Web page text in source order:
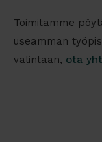
Toimitamme
useamman
valintaan, ota